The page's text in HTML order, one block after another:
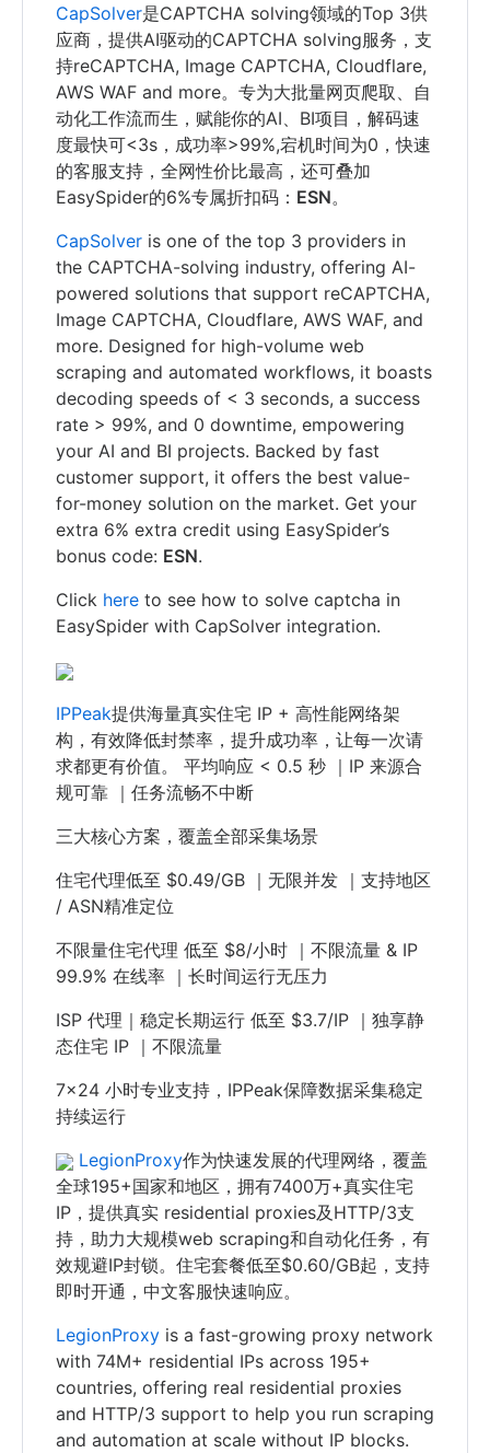
CapSolver是CAPTCHA solving领域的Top 3供
应商，提供AI驱动的CAPTCHA solving服务，支
持reCAPTCHA, Image CAPTCHA, Cloudflare,
AWS WAF and more。专为大批量网页爬取、自
动化工作流而生，赋能你的AI、BI项目，解码速
度最快可<3s，成功率>99%,宕机时间为0，快速
的客服支持，全网性价比最高，还可叠加
EasySpider的6%专属折扣码： ESN。
CapSolver is one of the top 3 providers in
the CAPTCHA-solving industry, offering AI-
powered solutions that support reCAPTCHA,
Image CAPTCHA, Cloudflare, AWS WAF, and
more. Designed for high-volume web
scraping and automated workflows, it boasts
decoding speeds of < 3 seconds, a success
rate > 99%, and 0 downtime, empowering
your AI and BI projects. Backed by fast
customer support, it offers the best value-
for-money solution on the market. Get your
extra 6% extra credit using EasySpider’s
bonus code: ESN.
Click here to see how to solve captcha in
EasySpider with CapSolver integration.
IPPeak提供海量真实住宅 IP + 高性能网络架
构，有效降低封禁率，提升成功率，让每一次请
求都更有价值。 平均响应 < 0.5 秒 ｜IP 来源合
规可靠 ｜任务流畅不中断
三大核心方案，覆盖全部采集场景
住宅代理低至 $0.49/GB ｜无限并发 ｜支持地区
/ ASN精准定位
不限量住宅代理 低至 $8/小时 ｜不限流量 & IP
99.9% 在线率 ｜长时间运行无压力
ISP 代理｜稳定长期运行 低至 $3.7/IP ｜独享静
态住宅 IP ｜不限流量
7×24 小时专业支持，IPPeak保障数据采集稳定
持续运行
LegionProxy作为快速发展的代理网络，覆盖
全球195+国家和地区，拥有7400万+真实住宅
IP，提供真实 residential proxies及HTTP/3支
持，助力大规模web scraping和自动化任务，有
效规避IP封锁。住宅套餐低至$0.60/GB起，支持
即时开通，中文客服快速响应。
LegionProxy is a fast-growing proxy network
with 74M+ residential IPs across 195+
countries, offering real residential proxies
and HTTP/3 support to help you run scraping
and automation at scale without IP blocks.